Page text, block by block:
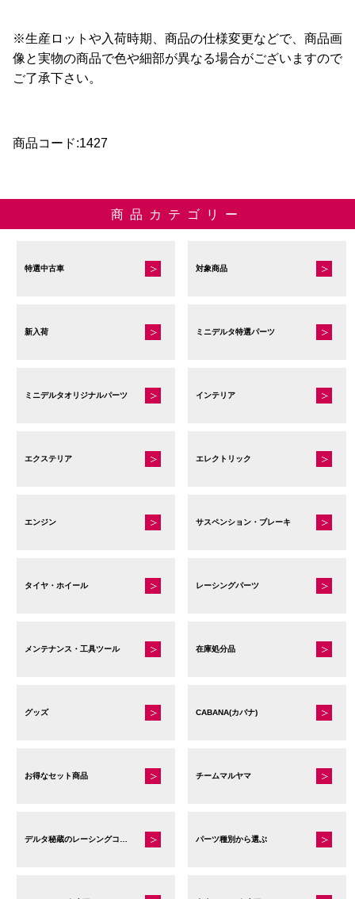
※生産ロットや入荷時期、商品の仕様変更などで、商品画
像と実物の商品で色や細部が異なる場合がございますので
ご了承下さい。
商品コード:1427
商品カテゴリー
特選中古車 対象商品
新入荷 ミニデルタ特選パーツ
ミニデルタオリジナルパーツ インテリア
エクステリア エレクトリック
エンジン サスペンション・ブレーキ
タイヤ・ホイール レーシングパーツ
メンテナンス・工具ツール 在庫処分品
グッズ CABANA(カバナ)
お得なセット商品 チームマルヤマ
パーツ種別から選ぶ